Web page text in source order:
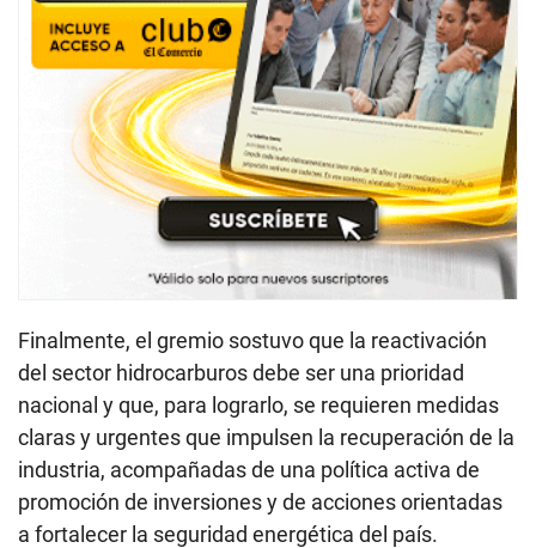
Finalmente, el gremio sostuvo que la reactivación
del sector hidrocarburos debe ser una prioridad
nacional y que, para lograrlo, se requieren medidas
claras y urgentes que impulsen la recuperación de la
industria, acompañadas de una política activa de
promoción de inversiones y de acciones orientadas
a fortalecer la seguridad energética del país.